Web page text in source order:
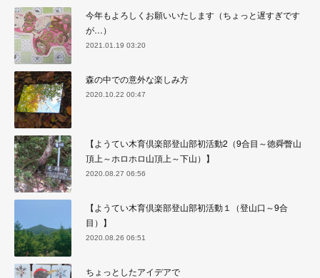
今年もよろしくお願いいたします（ちょっと遅すぎです
が…）
2021.01.19 03:20
森の中での意外な楽しみ方
2020.10.22 00:47
【ようてい木育倶楽部登山部初活動2（9合目～徳舜瞥山
頂上～ホロホロ山頂上～下山）】
2020.08.27 06:56
【ようてい木育倶楽部登山部初活動１（登山口～9合
目）】
2020.08.26 06:51
ちょっとしたアイデアで